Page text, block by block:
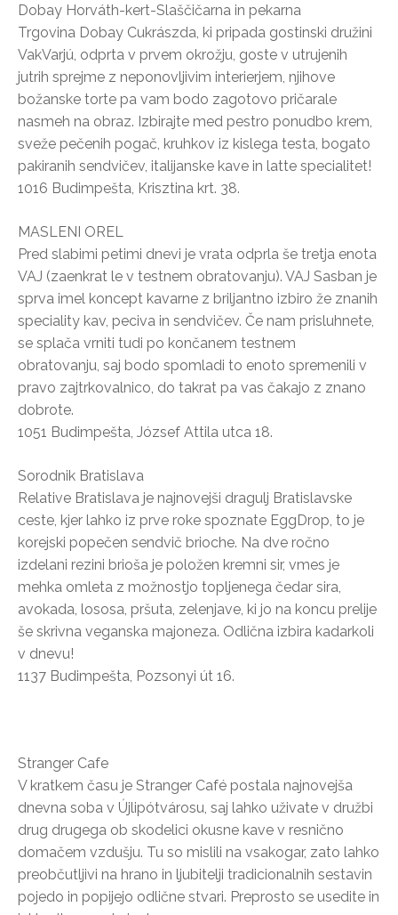
Dobay Horváth-kert-Slaščičarna in pekarna
Trgovina Dobay Cukrászda, ki pripada gostinski družini
VakVarjú, odprta v prvem okrožju, goste v utrujenih
jutrih sprejme z neponovljivim interierjem, njihove
božanske torte pa vam bodo zagotovo pričarale
nasmeh na obraz. Izbirajte med pestro ponudbo krem,
sveže pečenih pogač, kruhkov iz kislega testa, bogato
pakiranih sendvičev, italijanske kave in latte specialitet!
1016 Budimpešta, Krisztina krt. 38.
MASLENI OREL
Pred slabimi petimi dnevi je vrata odprla še tretja enota
VAJ (zaenkrat le v testnem obratovanju). VAJ Sasban je
sprva imel koncept kavarne z briljantno izbiro že znanih
speciality kav, peciva in sendvičev. Če nam prisluhnete,
se splača vrniti tudi po končanem testnem
obratovanju, saj bodo spomladi to enoto spremenili v
pravo zajtrkovalnico, do takrat pa vas čakajo z znano
dobrote.
1051 Budimpešta, József Attila utca 18.
Sorodnik Bratislava
Relative Bratislava je najnovejši dragulj Bratislavske
ceste, kjer lahko iz prve roke spoznate EggDrop, to je
korejski popečen sendvič brioche. Na dve ročno
izdelani rezini brioša je položen kremni sir, vmes je
mehka omleta z možnostjo topljenega čedar sira,
avokada, lososa, pršuta, zelenjave, ki jo na koncu prelije
še skrivna veganska majoneza. Odlična izbira kadarkoli
v dnevu!
1137 Budimpešta, Pozsonyi út 16.
Stranger Cafe
V kratkem času je Stranger Café postala najnovejša
dnevna soba v Újlipótvárosu, saj lahko uživate v družbi
drug drugega ob skodelici okusne kave v resnično
domačem vzdušju. Tu so mislili na vsakogar, zato lahko
preobčutljivi na hrano in ljubitelji tradicionalnih sestavin
pojedo in popijejo odlične stvari. Preprosto se usedite in